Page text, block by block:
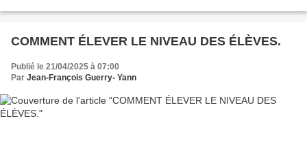
COMMENT ÉLEVER LE NIVEAU DES ÉLÈVES.
Publié le 21/04/2025 à 07:00
Par Jean-François Guerry- Yann